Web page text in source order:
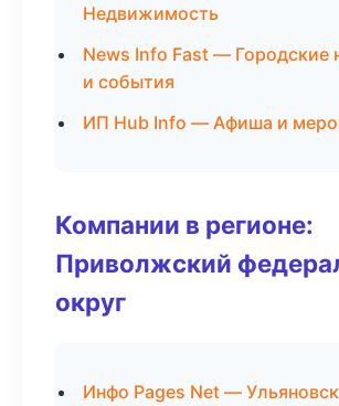
Недвижимость
News Info Fast — Городские
и события
ИП Hub Info — Афиша и
Компании в регионе:
Приволжский
округ
Инфо Pages Net — Ульяновск